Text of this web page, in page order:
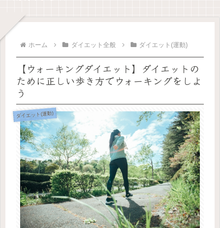
ホーム ダイエット全般 ダイエット(運動)
【ウォーキングダイエット】ダイエットの
ために正しい歩き方でウォーキングをしよ
う
ダイエット(運動)